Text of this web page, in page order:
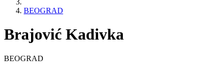
BEOGRAD
Brajović Kadivka
BEOGRAD